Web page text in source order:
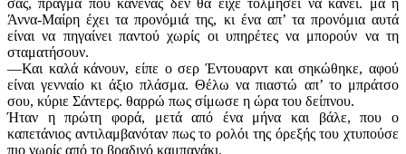
σας, πράγμα που κανένας δεν θα είχε τολμήσει να κάνει. μα η
Άννα-Μαίρη έχει τα προνόμιά της, κι ένα απ’ τα προνόμια αυτά
είναι να πηγαίνει παντού χωρίς οι υπηρέτες να μπορούν να τη
σταματήσουν.
—Και καλά κάνουν, είπε ο σερ Έντουαρντ και σηκώθηκε, αφού
είναι γενναίο κι άξιο πλάσμα. Θέλω να πιαστώ απ’ το μπράτσο
σου, κύριε Σάντερς. θαρρώ πως σίμωσε η ώρα του δείπνου.
Ήταν η πρώτη φορά, μετά από ένα μήνα και βάλε, που ο
καπετάνιος αντιλαμβανόταν πως το ρολόι της όρεξής του χτυπούσε
πιο νωρίς από το βραδινό καμπανάκι.